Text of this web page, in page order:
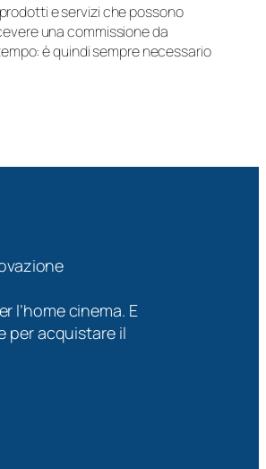
e servizi che possono
una commissione da
è quindi sempre necessario
l’home cinema. E
per acquistare il